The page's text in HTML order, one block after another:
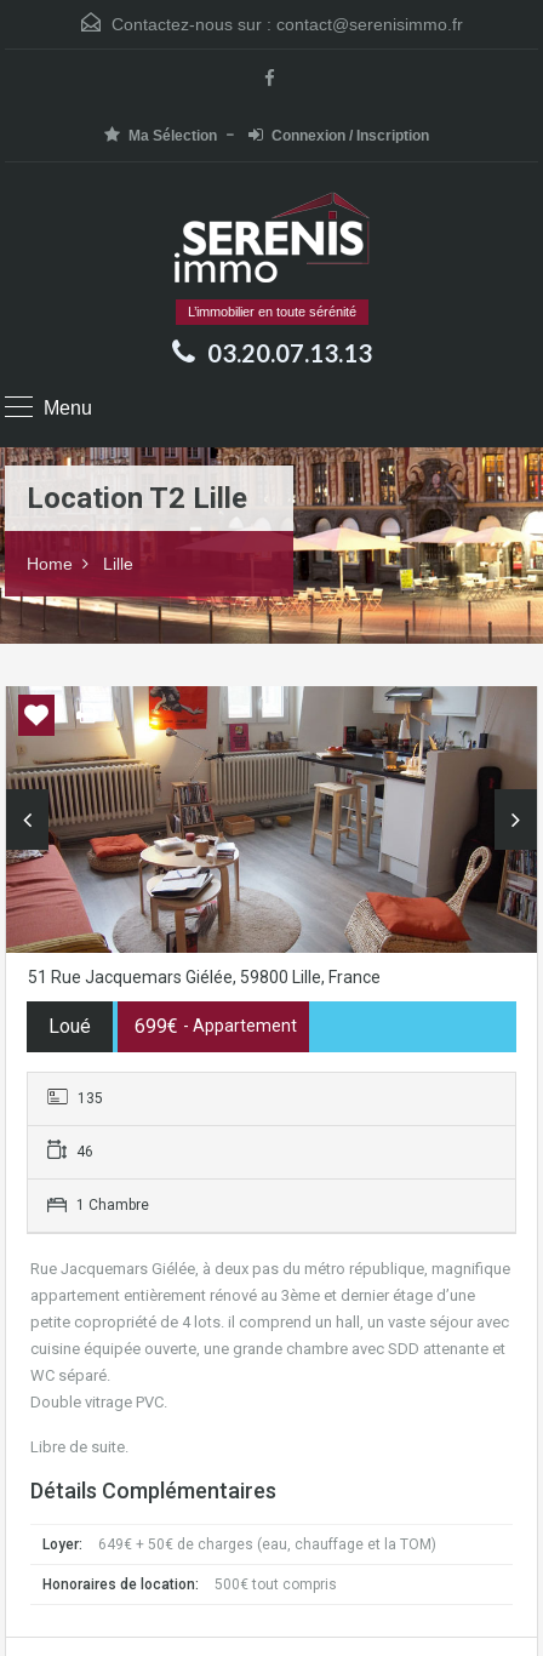
Contactez-nous sur : contact@serenisimmo.fr
Ma Sélection Connexion / Inscription
L’immobilier en toute sérénité
03.20.07.13.13
Menu
Location T2 Lille
Home Lille
51 Rue Jacquemars Giélée, 59800 Lille, France
Loué 699€ - Appartement
135
46
1 Chambre
Rue Jacquemars Giélée, à deux pas du métro république, magnifique
appartement entièrement rénové au 3ème et dernier étage d’une
petite copropriété de 4 lots. il comprend un hall, un vaste séjour avec
cuisine équipée ouverte, une grande chambre avec SDD attenante et
WC séparé.
Double vitrage PVC.
Libre de suite.
Détails Complémentaires
Loyer: 649€ + 50€ de charges (eau, chauffage et la TOM)
Honoraires de location: 500€ tout compris